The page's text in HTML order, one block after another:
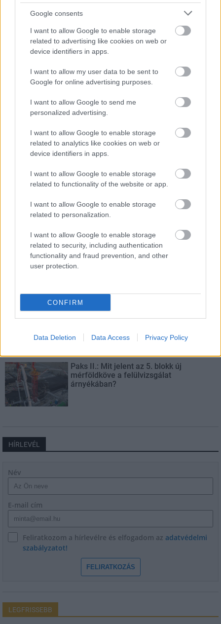
Google consents
I want to allow Google to enable storage
related to advertising like cookies on web or
device identifiers in apps.
I want to allow my user data to be sent to
Google for online advertising purposes.
I want to allow Google to send me
personalized advertising.
I want to allow Google to enable storage
related to analytics like cookies on web or
device identifiers in apps.
I want to allow Google to enable storage
related to functionality of the website or app.
I want to allow Google to enable storage
related to personalization.
I want to allow Google to enable storage
related to security, including authentication
functionality and fraud prevention, and other
user protection.
CONFIRM
Data Deletion Data Access Privacy Policy
autópálya útépítés M1-es autópálya
M1 bővítés: már zajlik a teljesen új Bicske Kelet
csomópont építése
Tizenegy meglévő csomópontot korszerűsít és négy új,
különszintű csomópontot hoz létre az MKIF az M1-es
bővítésénél.
Új gyalogosátkelők és jelzőlámpás
csomópont épül Angyalföldön
Másfélszeresére bővítik
Hódmezővásárhely jó hírű református
Látványos építési szakasz indult be a
Flórián téri felüljárón
Paks II.: Mit jelent az 5. blokk új
mérföldköve a felülvizsgálat
árnyékában?
HÍRLEVÉL
Név
E-mail cím
Feliratkozom a hírlevélre és elfogadom az adatvédelmi
szabályzatot!
FELIRATKOZÁS
LEGFRISSEBB